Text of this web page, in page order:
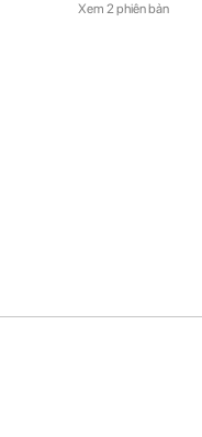
Xem 2 phiên bản